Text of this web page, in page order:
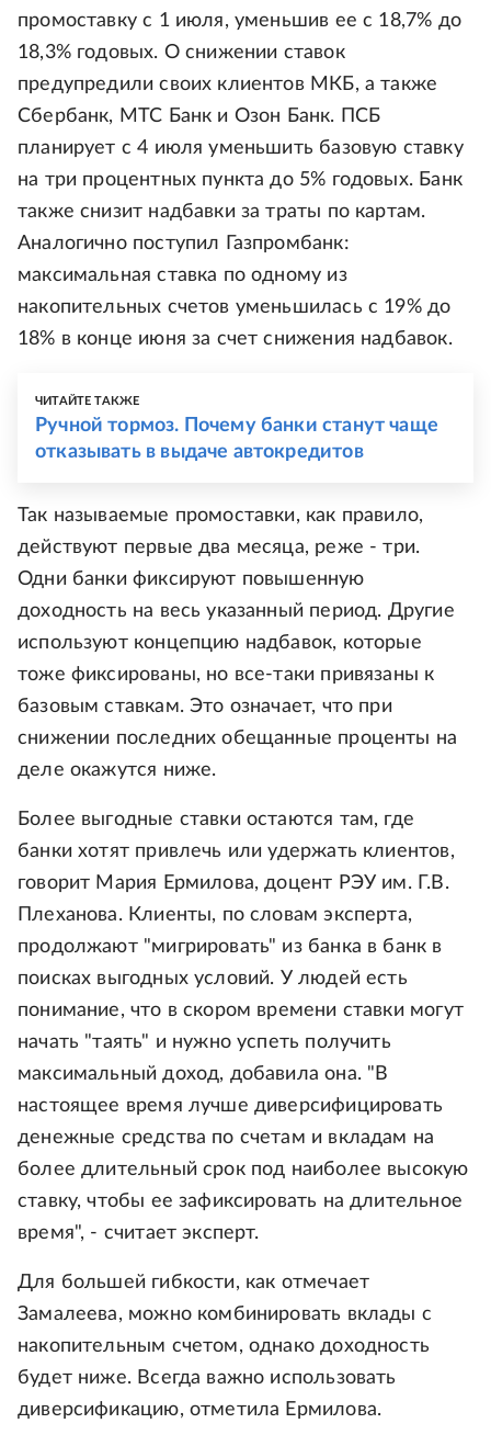
промоставку с 1 июля, уменьшив ее с 18,7% до
18,3% годовых. О снижении ставок
предупредили своих клиентов МКБ, а также
Сбербанк, МТС Банк и Озон Банк. ПСБ
планирует с 4 июля уменьшить базовую ставку
на три процентных пункта до 5% годовых. Банк
также снизит надбавки за траты по картам.
Аналогично поступил Газпромбанк:
максимальная ставка по одному из
накопительных счетов уменьшилась с 19% до
18% в конце июня за счет снижения надбавок.
ЧИТАЙТЕ ТАКЖЕ
Ручной тормоз. Почему банки станут чаще
отказывать в выдаче автокредитов
Так называемые промоставки, как правило,
действуют первые два месяца, реже - три.
Одни банки фиксируют повышенную
доходность на весь указанный период. Другие
используют концепцию надбавок, которые
тоже фиксированы, но все-таки привязаны к
базовым ставкам. Это означает, что при
снижении последних обещанные проценты на
деле окажутся ниже.
Более выгодные ставки остаются там, где
банки хотят привлечь или удержать клиентов,
говорит Мария Ермилова, доцент РЭУ им. Г.В.
Плеханова. Клиенты, по словам эксперта,
продолжают "мигрировать" из банка в банк в
поисках выгодных условий. У людей есть
понимание, что в скором времени ставки могут
начать "таять" и нужно успеть получить
максимальный доход, добавила она. "В
настоящее время лучше диверсифицировать
денежные средства по счетам и вкладам на
более длительный срок под наиболее высокую
ставку, чтобы ее зафиксировать на длительное
время", - считает эксперт.
Для большей гибкости, как отмечает
Замалеева, можно комбинировать вклады с
накопительным счетом, однако доходность
будет ниже. Всегда важно использовать
диверсификацию, отметила Ермилова.